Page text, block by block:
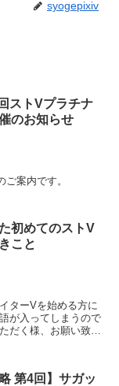
syogepixiv
ストVプラチナ
のお知らせ
案内です。
初めてのストV
こと
ターVを始める方に
が入ってしまうので
だく様、お願い致し
第4回】サガッ